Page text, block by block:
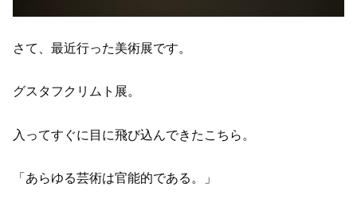
さて、最近行った美術展です。
グスタフクリムト展。
入ってすぐに目に飛び込んできたこちら。
「あらゆる芸術は官能的である。」